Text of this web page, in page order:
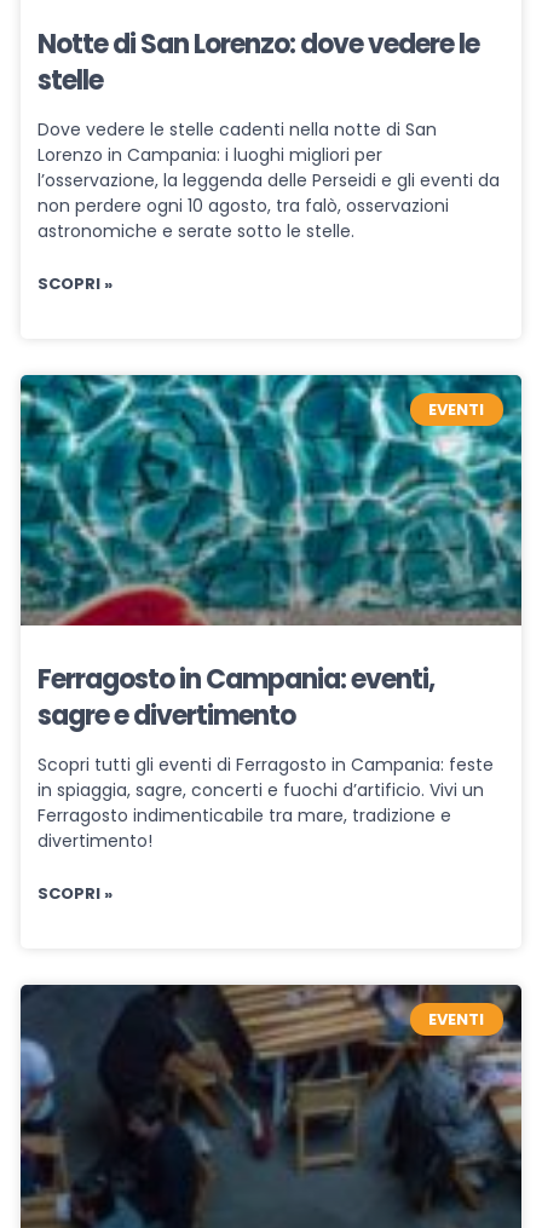
Notte di San Lorenzo: dove vedere le
stelle
Dove vedere le stelle cadenti nella notte di San
Lorenzo in Campania: i luoghi migliori per
l’osservazione, la leggenda delle Perseidi e gli eventi da
non perdere ogni 10 agosto, tra falò, osservazioni
astronomiche e serate sotto le stelle.
SCOPRI »
EVENTI
Ferragosto in Campania: eventi,
sagre e divertimento
Scopri tutti gli eventi di Ferragosto in Campania: feste
in spiaggia, sagre, concerti e fuochi d’artificio. Vivi un
Ferragosto indimenticabile tra mare, tradizione e
divertimento!
SCOPRI »
EVENTI